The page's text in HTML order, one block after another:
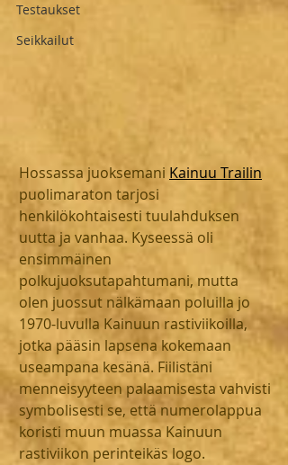
Testaukset
Seikkailut
Hossassa juoksemani Kainuu Trailin
puolimaraton tarjosi
henkilökohtaisesti tuulahduksen
uutta ja vanhaa. Kyseessä oli
ensimmäinen
polkujuoksutapahtumani, mutta
olen juossut nälkämaan poluilla jo
1970-luvulla Kainuun rastiviikoilla,
jotka pääsin lapsena kokemaan
useampana kesänä. Fiilistäni
menneisyyteen palaamisesta vahvisti
symbolisesti se, että numerolappua
koristi muun muassa Kainuun
rastiviikon perinteikäs logo.